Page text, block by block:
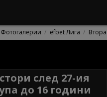
Фотогалерии efbet Лига
след 27-ия
до 16 години